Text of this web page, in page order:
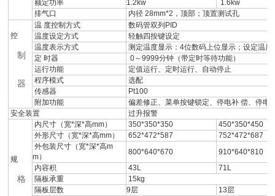
额定功率
1.2kw
1.6kw
排气口
内径 28mm*2，顶部；顶置测试孔
控
制
器
温 度控制方式
数码管双列PID
温度设定方式
轻触四按键设定
温度表示方式
测定温度显示：4位数码上位显示；设定温
0～9999分钟（带定时等待功能）
定 时器
运行功能
定值运行、定时运行、自动停止
程序模式
选配
传感器
Pt100
附加功能
偏差修正、菜单按键锁定、停电补 偿、停电
安全装置
过升报警
规
格
内尺寸（宽*深*高mm） 350*350*350
450*350*450
外形尺寸（宽*深*高mm）
652*472*587
752*472*687
外包装尺寸（宽*深*高m
m）
800*640*670
910*640*810
内容积
43L
71L
隔板承重
15kg
隔板层数
9层
13层